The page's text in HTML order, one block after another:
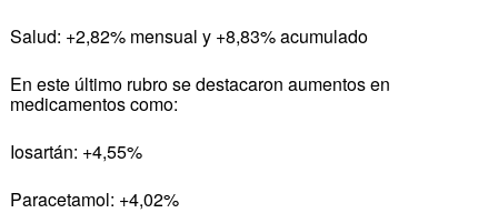
Salud: +2,82% mensual y +8,83% acumulado
En este último rubro se destacaron aumentos en
medicamentos como:
Iosartán: +4,55%
Paracetamol: +4,02%